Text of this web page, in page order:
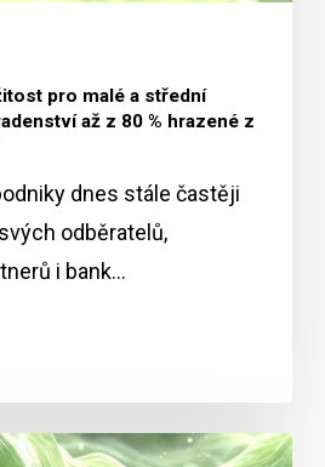
pro malé a střední
až z 80 % hrazené z
dnes stále častěji
odběratelů,
i bank…